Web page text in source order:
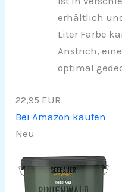
erhältlich
Liter Farbe
Anstrich,
optimal
22,95 EUR
Bei Amazon kaufen
Neu